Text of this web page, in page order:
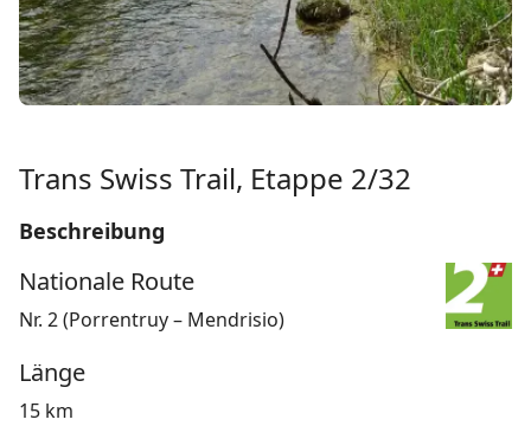
Trans Swiss Trail, Etappe 2/32
Beschreibung
Nationale Route
Nr. 2 (Porrentruy – Mendrisio)
Länge
15 km